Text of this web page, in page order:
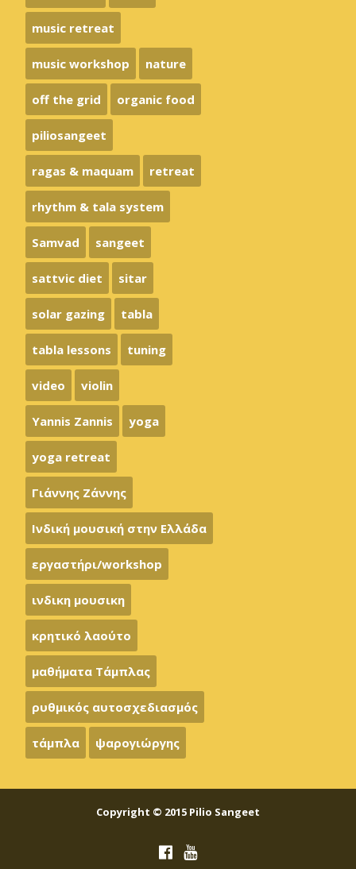
music retreat
music workshop nature
off the grid organic food
piliosangeet
ragas & maquam retreat
rhythm & tala system
Samvad sangeet
sattvic diet sitar
solar gazing tabla
tabla lessons tuning
video violin
Yannis Zannis yoga
yoga retreat
Γιάννης Ζάννης
Ινδική μουσική στην Ελλάδα
εργαστήρι/workshop
ινδικη μουσικη
κρητικό λαούτο
μαθήματα Τάμπλας
ρυθμικός αυτοσχεδιασμός
τάμπλα ψαρογιώργης
Copyright © 2015 Pilio Sangeet
Y